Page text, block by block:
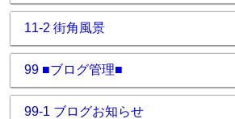
11-2 街角風景
99 ■ブログ管理■
99-1 ブログお知らせ